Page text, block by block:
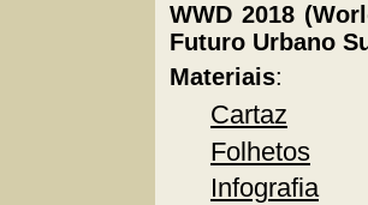
WWD 2018
Futuro Urbano
Materiais:
Cartaz
Folhetos
Infografia